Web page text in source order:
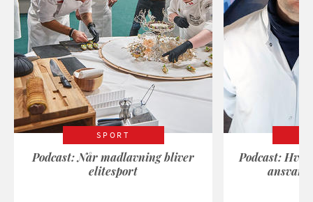
SPORT
Podcast: Når madlavning bliver
elitesport
Podcast: